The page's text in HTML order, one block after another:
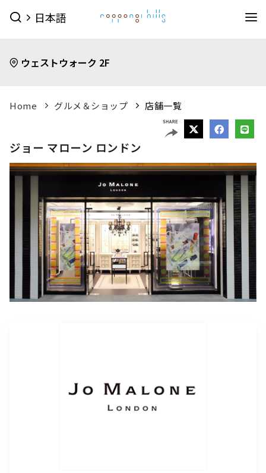
日本語
イベントTOPを見る
今月のイベント
来月のイベント
ピックアップイベント
ROPPONGI HILLS
SUMMER 2026
2026年7月18日（土）～ 8
月23日（日）
テレビ朝日・六本木ヒルズ
SUMMER FES
2026年7月18日（土）～8
月23日（日）
グルメ & ショップTOPを見る
サービス
ショップ一覧を見る
メンズファッション
レディスファッション(45)
ファッション雑貨 (53)
ジュエリー・ウォッチ(9)
キッズ
(9)
スポーツ・アウトドア (10)
ライフスタイル(24)
ビューティー(5)
コンビニエンスストア(2)
メディカル・ドラッグストア(2)
ミュージアム・展望台
森美術館 東京シティビュー 森アーツセンターギャラリー
森美術館 公式サイト
ロン・ミュエク
2026年4月29日（水・祝）
映画館
映画館TOPを見る
TOHOシネマズ六本木ヒルズ 公式サイト
（お知らせ）ベイビークラブシアター 上映予定は
こちら
ホテル
ホテルTOPを見る
グランド ハイアット 東京 公式サイト
（お知らせ）館内のレストラン・バーでお使いい
ただける3種類のお食事券オンラインにて販売中
その他施設
六本木ヒルズ併設その他周辺施設
パブリックアート & デザイ
六本木ヒルズアリーナ・大
屋根プラザ・ヒルズ カフェ/
アクセス
アクセスTOPを見る
（お知らせ）六本木ヒルズ駐車場 駐車料金変更
のお知らせ
インフォメーション
施設サービス
カード・
インフォメーション
ー
ウェストウォーク 2F
Home グルメ＆ショップ 店舗一覧
ジョー マローン ロンドン